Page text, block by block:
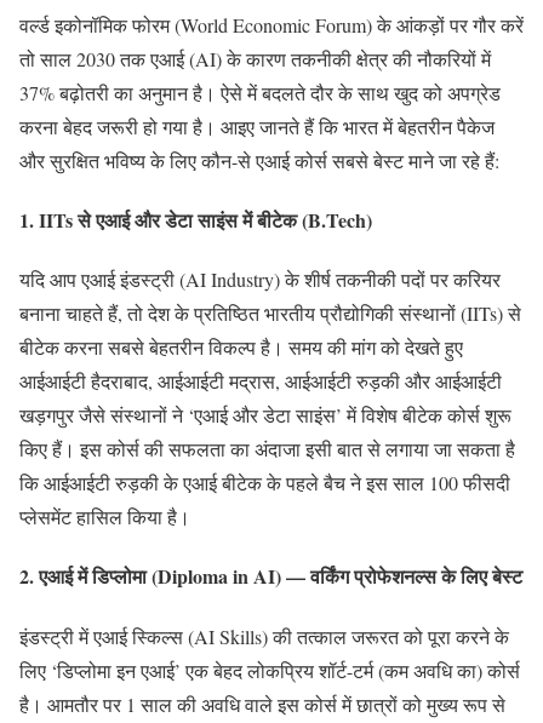
वर्ल्ड इकोनॉमिक फोरम (World Economic Forum) के आंकड़ों पर गौर करें
तो साल 2030 तक एआई (AI) के कारण तकनीकी क्षेत्र की नौकरियों में
37% बढ़ोतरी का अनुमान है। ऐसे में बदलते दौर के साथ खुद को अपग्रेड
करना बेहद जरूरी हो गया है। आइए जानते हैं कि भारत में बेहतरीन पैकेज
और सुरक्षित भविष्य के लिए कौन-से एआई कोर्स सबसे बेस्ट माने जा रहे हैं:
1. IITs से एआई और डेटा साइंस में बीटेक (B.Tech)
यदि आप एआई इंडस्ट्री (AI Industry) के शीर्ष तकनीकी पदों पर करियर
बनाना चाहते हैं, तो देश के प्रतिष्ठित भारतीय प्रौद्योगिकी संस्थानों (IITs) से
बीटेक करना सबसे बेहतरीन विकल्प है। समय की मांग को देखते हुए
आईआईटी हैदराबाद, आईआईटी मद्रास, आईआईटी रुड़की और आईआईटी
खड़गपुर जैसे संस्थानों ने ‘एआई और डेटा साइंस’ में विशेष बीटेक कोर्स शुरू
किए हैं। इस कोर्स की सफलता का अंदाजा इसी बात से लगाया जा सकता है
कि आईआईटी रुड़की के एआई बीटेक के पहले बैच ने इस साल 100 फीसदी
प्लेसमेंट हासिल किया है।
2. एआई में डिप्लोमा (Diploma in AI) — वर्किंग प्रोफेशनल्स के लिए बेस्ट
इंडस्ट्री में एआई स्किल्स (AI Skills) की तत्काल जरूरत को पूरा करने के
लिए ‘डिप्लोमा इन एआई’ एक बेहद लोकप्रिय शॉर्ट-टर्म (कम अवधि का) कोर्स
है। आमतौर पर 1 साल की अवधि वाले इस कोर्स में छात्रों को मुख्य रूप से